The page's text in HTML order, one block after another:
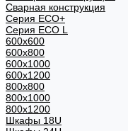
Сварная конструкция
Серия ECO+
Серия ECO L
600x600
600x800
600х1000
600х1200
800x800
800х1000
800х1200
Шкафы 18U